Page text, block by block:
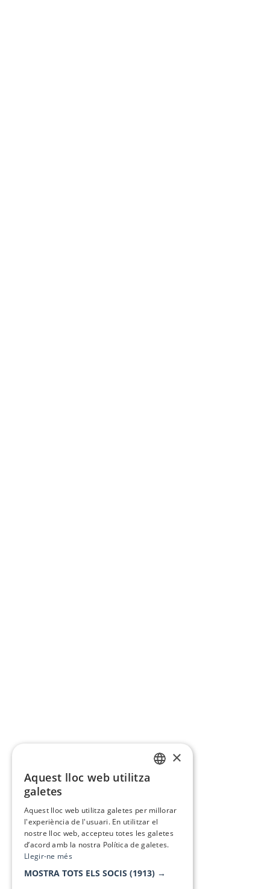
×
Aquest lloc web utilitza
galetes
Aquest lloc web utilitza galetes per millorar
l'experiència de l'usuari. En utilitzar el
nostre lloc web, accepteu totes les galetes
d’acord amb la nostra Política de galetes.
Llegir-ne més
MOSTRA TOTS ELS SOCIS (1913) →